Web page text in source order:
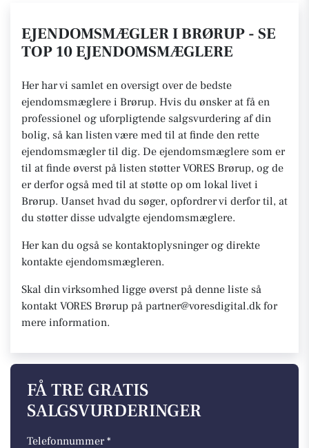
EJENDOMSMÆGLER I BRØRUP - SE
TOP 10 EJENDOMSMÆGLERE
Her har vi samlet en oversigt over de bedste
ejendomsmæglere i Brørup. Hvis du ønsker at få en
professionel og uforpligtende salgsvurdering af din
bolig, så kan listen være med til at finde den rette
ejendomsmægler til dig. De ejendomsmæglere som er
til at finde øverst på listen støtter VORES Brørup, og de
er derfor også med til at støtte op om lokal livet i
Brørup. Uanset hvad du søger, opfordrer vi derfor til, at
du støtter disse udvalgte ejendomsmæglere.
Her kan du også se kontaktoplysninger og direkte
kontakte ejendomsmægleren.
Skal din virksomhed ligge øverst på denne liste så
kontakt VORES Brørup på partner@voresdigital.dk for
mere information.
FÅ TRE GRATIS
SALGSVURDERINGER
Telefonnummer *